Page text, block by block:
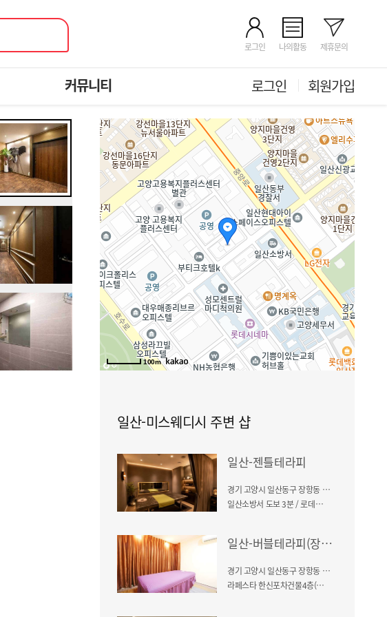
로그인 나의활동 제휴문의
커뮤니티 로그인 회원가입
100m
일산-미스웨디시 주변 샵
일산-젠틀테라피
경기 고양시 일산동구 장항동 741
일산소방서 도보 3분 / 로데오존프라자 5층
일산-버블테라피(장항동)
경기 고양시 일산동구 장항동 741
라페스타 한신포차건물4층(인근역: 정발산역 2번출구)